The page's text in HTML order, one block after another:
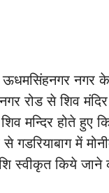
नगर के
रोड से शिव
मन्दिर होते हुए
में
स्वीकृत किये जाने